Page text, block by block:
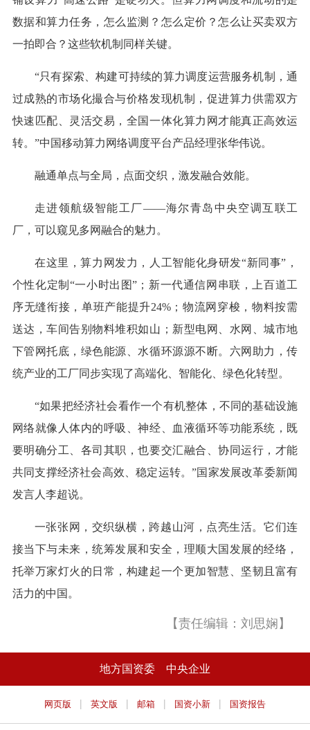
数据和算力任务，怎么监测？怎么定价？怎么让买卖双方
一拍即合？这些软机制同样关键。
“只有探索、构建可持续的算力调度运营服务机制，通
过成熟的市场化撮合与价格发现机制，促进算力供需双方
快速匹配、灵活交易，全国一体化算力网才能真正高效运
转。”中国移动算力网络调度平台产品经理张华伟说。
融通单点与全局，点面交织，激发融合效能。
走进领航级智能工厂——海尔青岛中央空调互联工
厂，可以窥见多网融合的魅力。
在这里，算力网发力，人工智能化身研发“新同事”，
个性化定制“一小时出图”；新一代通信网串联，上百道工
序无缝衔接，单班产能提升24%；物流网穿梭，物料按需
送达，车间告别物料堆积如山；新型电网、水网、城市地
下管网托底，绿色能源、水循环源源不断。六网助力，传
统产业的工厂同步实现了高端化、智能化、绿色化转型。
“如果把经济社会看作一个有机整体，不同的基础设施
网络就像人体内的呼吸、神经、血液循环等功能系统，既
要明确分工、各司其职，也要交汇融合、协同运行，才能
共同支撑经济社会高效、稳定运转。”国家发展改革委新闻
发言人李超说。
一张张网，交织纵横，跨越山河，点亮生活。它们连
接当下与未来，统筹发展和安全，理顺大国发展的经络，
托举万家灯火的日常，构建起一个更加智慧、坚韧且富有
活力的中国。
【责任编辑：刘思娴】
地方国资委 中央企业
网页版 | 英文版 | 邮箱 | 国资小新 | 国资报告